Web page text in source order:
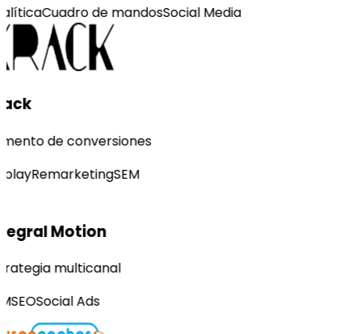
Cuadro de mandosSocial Media
de conversiones
RemarketingSEM
Motion
multicanal
SEOSocial Ads